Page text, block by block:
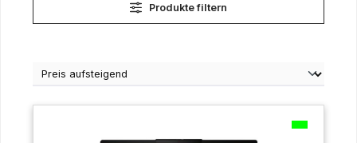
Produkte filtern